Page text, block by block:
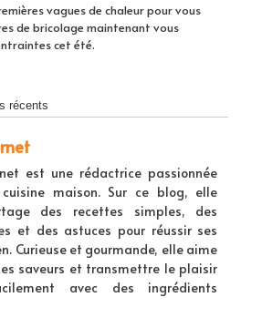
vagues de chaleur pour vous
de bricolage maintenant vous
cet été.
récents
est une rédactrice passionnée
maison. Sur ce blog, elle
des recettes simples, des
et des astuces pour réussir ses
Curieuse et gourmande, elle aime
saveurs et transmettre le plaisir
avec des ingrédients